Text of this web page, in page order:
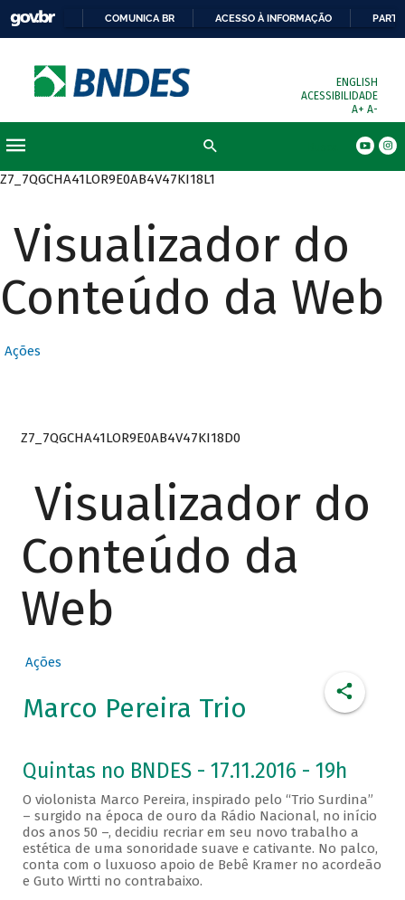
COMUNICA BR ACESSO À INFORMAÇÃO
ENGLISH
ACESSIBILIDADE
A+ A-
Z7_7QGCHA41LOR9E0AB4V47KI18L1
Visualizador do
Conteúdo da Web
Ações
Z7_7QGCHA41LOR9E0AB4V47KI18D0
Visualizador do
Conteúdo da
Web
Ações
Marco Pereira Trio
Quintas no BNDES - 17.11.2016 - 19h
O violonista Marco Pereira, inspirado pelo “Trio Surdina”
– surgido na época de ouro da Rádio Nacional, no início
dos anos 50 –, decidiu recriar em seu novo trabalho a
estética de uma sonoridade suave e cativante. No palco,
conta com o luxuoso apoio de Bebê Kramer no acordeão
e Guto Wirtti no contrabaixo.